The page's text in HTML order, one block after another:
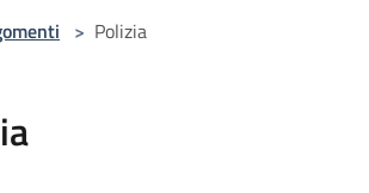
> Polizia